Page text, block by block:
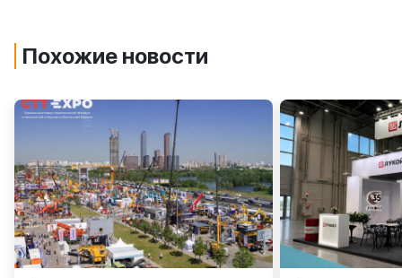
Похожие новости